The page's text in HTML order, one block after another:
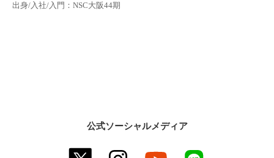
出身/入社/入門：NSC大阪44期
公式ソーシャルメディア
twitter instagram youtube